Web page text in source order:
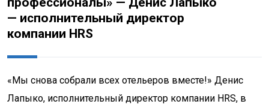
— исполнительный директор
компании HRS
«Мы снова собрали всех отельеров вместе!» Денис
Лапыко, исполнительный директор компании HRS, в